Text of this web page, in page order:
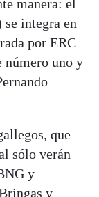
manera: el
integra en
por ERC
número uno y
que
sólo verán
y
y